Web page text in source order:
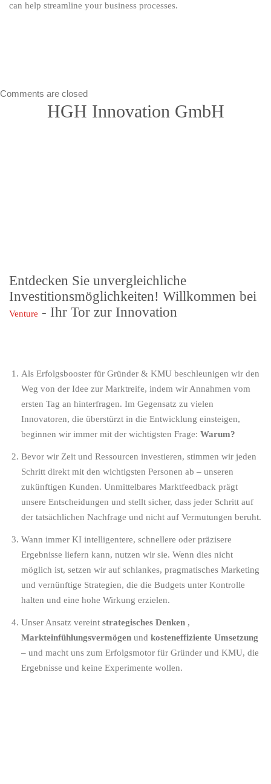
can help streamline your business processes.
Comments are closed
HGH Innovation GmbH
Entdecken Sie unvergleichliche
Investitionsmöglichkeiten! Willkommen bei
Venture - Ihr Tor zur Innovation
Als Erfolgsbooster für Gründer & KMU beschleunigen wir den
Weg von der Idee zur Marktreife, indem wir Annahmen vom
ersten Tag an hinterfragen. Im Gegensatz zu vielen
Innovatoren, die überstürzt in die Entwicklung einsteigen,
beginnen wir immer mit der wichtigsten Frage: Warum?
Bevor wir Zeit und Ressourcen investieren, stimmen wir jeden
Schritt direkt mit den wichtigsten Personen ab – unseren
zukünftigen Kunden. Unmittelbares Marktfeedback prägt
unsere Entscheidungen und stellt sicher, dass jeder Schritt auf
der tatsächlichen Nachfrage und nicht auf Vermutungen beruht.
Wann immer KI intelligentere, schnellere oder präzisere
Ergebnisse liefern kann, nutzen wir sie. Wenn dies nicht
möglich ist, setzen wir auf schlankes, pragmatisches Marketing
und vernünftige Strategien, die die Budgets unter Kontrolle
halten und eine hohe Wirkung erzielen.
Unser Ansatz vereint strategisches Denken ,
Markteinfühlungsvermögen und kosteneffiziente Umsetzung
– und macht uns zum Erfolgsmotor für Gründer und KMU, die
Ergebnisse und keine Experimente wollen.